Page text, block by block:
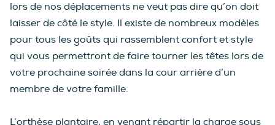
lors de nos déplacements ne veut pas dire qu’on doit
laisser de côté le style. Il existe de nombreux modèles
pour tous les goûts qui rassemblent confort et style
qui vous permettront de faire tourner les têtes lors de
votre prochaine soirée dans la cour arrière d’un
membre de votre famille.
L’orthèse plantaire, en venant répartir la charge sous